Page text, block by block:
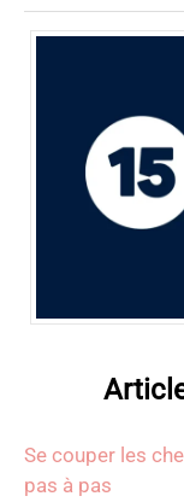
Se couper les
pas à pas